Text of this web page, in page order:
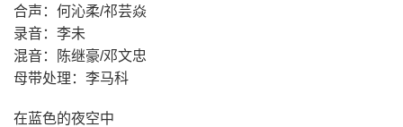
合声：何沁柔/祁芸焱
录音：李未
混音：陈继豪/邓文忠
母带处理：李马科
在蓝色的夜空中